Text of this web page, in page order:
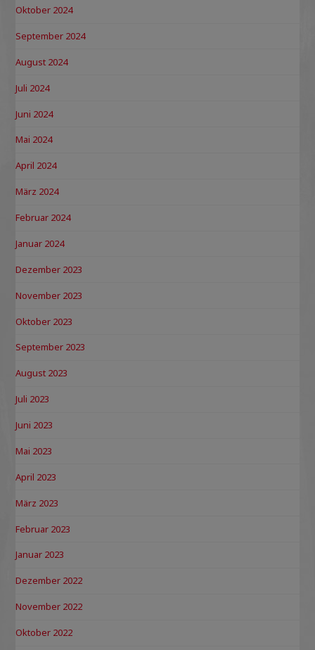
Oktober 2024
September 2024
August 2024
Juli 2024
Juni 2024
Mai 2024
April 2024
März 2024
Februar 2024
Januar 2024
Dezember 2023
November 2023
Oktober 2023
September 2023
August 2023
Juli 2023
Juni 2023
Mai 2023
April 2023
März 2023
Februar 2023
Januar 2023
Dezember 2022
November 2022
Oktober 2022